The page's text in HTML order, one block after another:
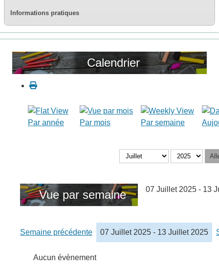
Informations pratiques
Calendrier
Par année Par mois Par semaine
Vue par semaine 07 Juillet 2025 - 13
Semaine précédente 07 Juillet 2025 - 13 Juillet 2025
Aucun évènement